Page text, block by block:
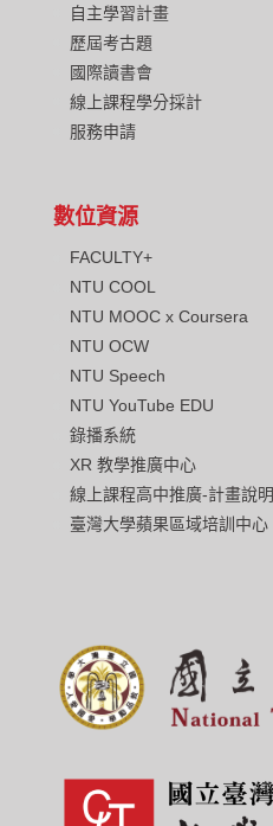
自主學習計畫
歷屆考古題
國際讀書會
線上課程學分採計
服務申請
數位資源
FACULTY+
NTU COOL
NTU MOOC x Coursera
NTU OCW
NTU Speech
NTU YouTube EDU
錄播系統
XR 教學推廣中心
線上課程高中推廣-計畫說明
臺灣大學蘋果區域培訓中心